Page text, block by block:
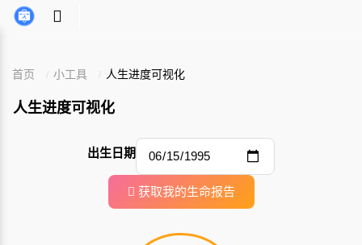
首页 小工具 人生进度可视化
人生进度可视化
出生日期
获取我的生命报告